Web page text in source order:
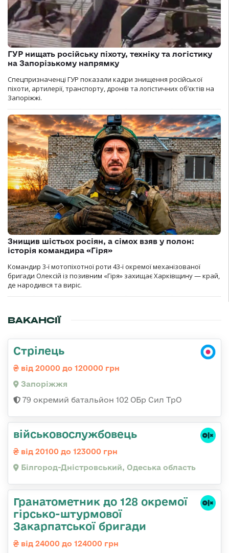
ГУР нищать російську піхоту, техніку та логістику
на Запорізькому напрямку
Спецпризначенці ГУР показали кадри знищення російської
піхоти, артилерії, транспорту, дронів та логістичних об’єктів на
Запоріжжі.
Знищив шістьох росіян, а сімох взяв у полон:
історія командира «Гіря»
Командир 3-ї мотопіхотної роти 43-ї окремої механізованої
бригади Олексій із позивним «Гіря» захищає Харківщину — край,
де народився та виріс.
ВАКАНСІЇ
Стрілець
від 20000 до 120000 грн
Запоріжжя
79 окремий батальйон 102 ОБр Сил ТрО
військовослужбовець
від 20100 до 123000 грн
Білгород-Дністровський, Одеська область
Гранатометник до 128 окремої
гірсько-штурмової
Закарпатської бригади
від 24000 до 124000 грн